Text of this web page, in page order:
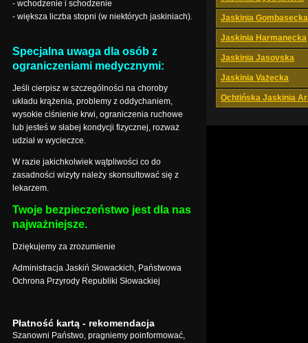
Jaskinia Gombasecka
Jaskinia Harmanecka
Jaskinia Jasovska
Jaskinia Vażecka
Ochtińska Jaskinia
- wchodzenie i schodzenie
- większa liczba stopni (w niektórych jaskiniach).
Specjalna uwaga dla osób z
ograniczeniami medycznymi:
Jeśli cierpisz w szczególności na choroby
układu krążenia, problemy z oddychaniem,
wysokie ciśnienie krwi, ograniczenia ruchowe
lub jesteś w słabej kondycji fizycznej, rozważ
udział w wycieczce.
W razie jakichkolwiek wątpliwości co do
zasadności wizyty należy skonsultować się z
lekarzem.
Twoje bezpieczeństwo jest dla nas
najważniejsze.
Dziękujemy za zrozumienie
Administracja Jaskiń Słowackich, Państwowa
Ochrona Przyrody Republiki Słowackiej
Płatność kartą - rekomendacja
Szanowni Państwo, pragniemy poinformować,